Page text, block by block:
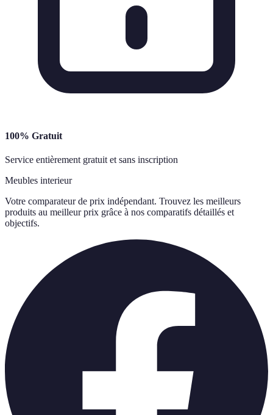
100% Gratuit
Service entièrement gratuit et sans inscription
Meubles interieur
Votre comparateur de prix indépendant. Trouvez les meilleurs
produits au meilleur prix grâce à nos comparatifs détaillés et
objectifs.